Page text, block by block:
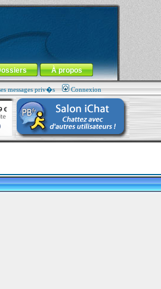
À propos
messages priv�s Connexion